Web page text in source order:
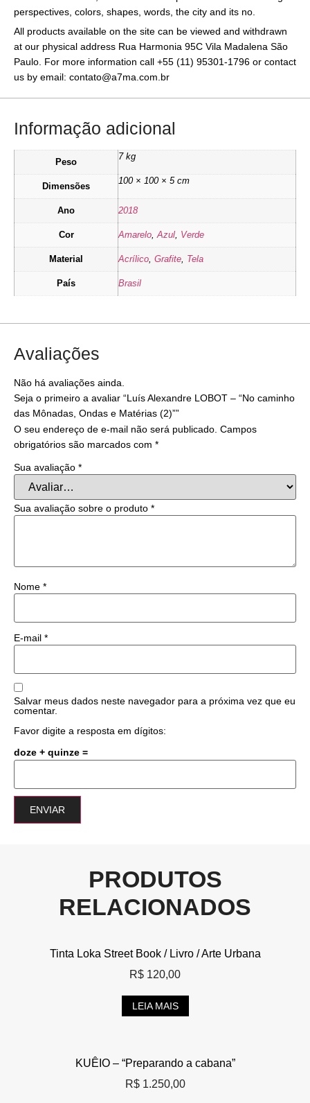
perspectives, colors, shapes, words, the city and its no.
All products available on the site can be viewed and withdrawn
at our physical address Rua Harmonia 95C Vila Madalena São
Paulo. For more information call +55 (11) 95301-1796 or contact
us by email: contato@a7ma.com.br
Informação adicional
Peso
7 kg
Dimensões
100 × 100 × 5 cm
Ano 2018
Cor Amarelo Azul Verde
Material Acrílico Grafite Tela
País Brasil
Avaliações
Não há avaliações ainda.
Seja o primeiro a avaliar “Luís Alexandre LOBOT – “No caminho
das Mônadas, Ondas e Matérias (2)””
O seu endereço de e-mail não será publicado. Campos
obrigatórios são marcados com *
Sua avaliação *
Sua avaliação sobre o produto *
Nome *
E-mail *
Salvar meus dados neste navegador para a próxima vez que eu
comentar.
Favor digite a resposta em dígitos:
doze + quinze =
PRODUTOS
RELACIONADOS
Tinta Loka Street Book / Livro / Arte Urbana
R$ 120,00
LEIA MAIS
KUÊIO – “Preparando a cabana”
R$1.250,00